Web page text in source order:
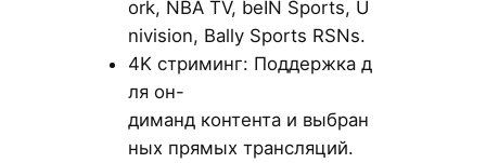
ork, NBA TV, beIN Sports, U
nivision, Bally Sports RSNs.
4K стриминг: Поддержка д
ля он-
диманд контента и выбран
ных прямых трансляций.